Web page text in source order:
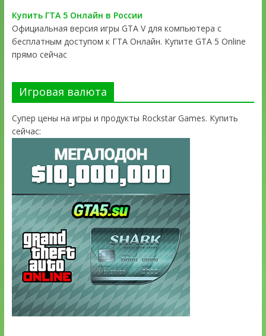
Купить ГТА 5 Онлайн в России
Официальная версия игры GTA V для компьютера с
бесплатным доступом к ГТА Онлайн. Купите GTA 5 Online
прямо сейчас
Игровая валюта
Супер цены на игры и продукты Rockstar Games. Купить
сейчас: